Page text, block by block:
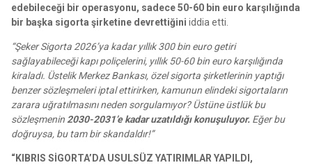
edebileceği bir operasyonu, sadece 50-60 bin euro karşılığında
bir başka sigorta şirketine devrettiğini iddia etti.
“Şeker Sigorta 2026’ya kadar yıllık 300 bin euro getiri
sağlayabileceği kapı poliçelerini, yıllık 50-60 bin euro karşılığında
kiraladı. Üstelik Merkez Bankası, özel sigorta şirketlerinin yaptığı
benzer sözleşmeleri iptal ettirirken, kamunun elindeki sigortaların
zarara uğratılmasını neden sorgulamıyor? Üstüne üstlük bu
sözleşmenin2030-2031’e kadar uzatıldığı konuşuluyor. Eğer bu
doğruysa, bu tam bir skandaldır!”
“KIBRIS SİGORTA’DA USULSÜZ YATIRIMLAR YAPILDI,